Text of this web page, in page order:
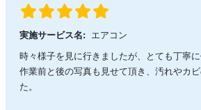
実施サービス名:
エアコン
時々様子を見に行きましたが、とても丁寧に
作業前と後の写真も見せて頂き、汚れやカ
た。